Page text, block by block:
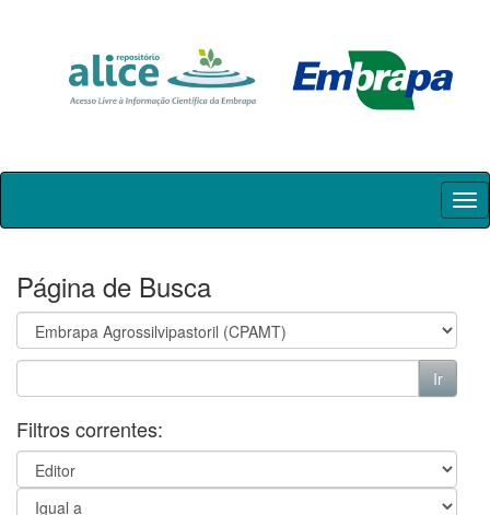
Skip
Página de Busca
Filtros correntes: